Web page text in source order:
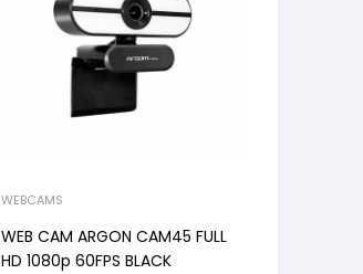
WEBCAMS
WEB CAM ARGON CAM45 FULL
HD 1080p 60FPS BLACK